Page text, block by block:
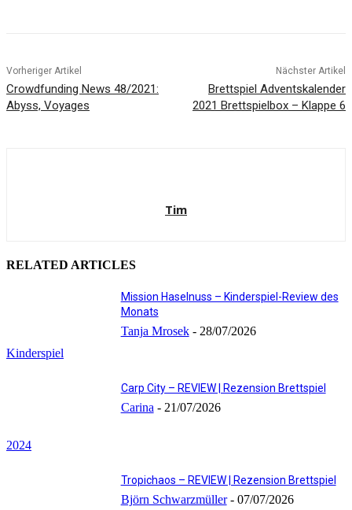
Vorheriger Artikel
Crowdfunding News 48/2021:
Abyss, Voyages
Nächster Artikel
Brettspiel Adventskalender
2021 Brettspielbox – Klappe 6
Tim
RELATED ARTICLES
Kinderspiel
Mission Haselnuss – Kinderspiel-Review des
Monats
Tanja Mrosek - 28/07/2026
2024
Carp City – REVIEW | Rezension Brettspiel
Carina - 21/07/2026
Tropichaos – REVIEW | Rezension Brettspiel
Björn Schwarzmüller - 07/07/2026